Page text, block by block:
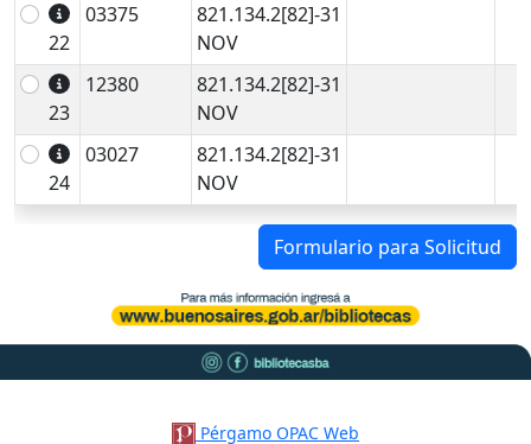
22
03375
821.134.2[82]-31
NOV
23
12380
821.134.2[82]-31
NOV
24
03027
821.134.2[82]-31
NOV
Formulario para Solicitud
Pérgamo OPAC Web